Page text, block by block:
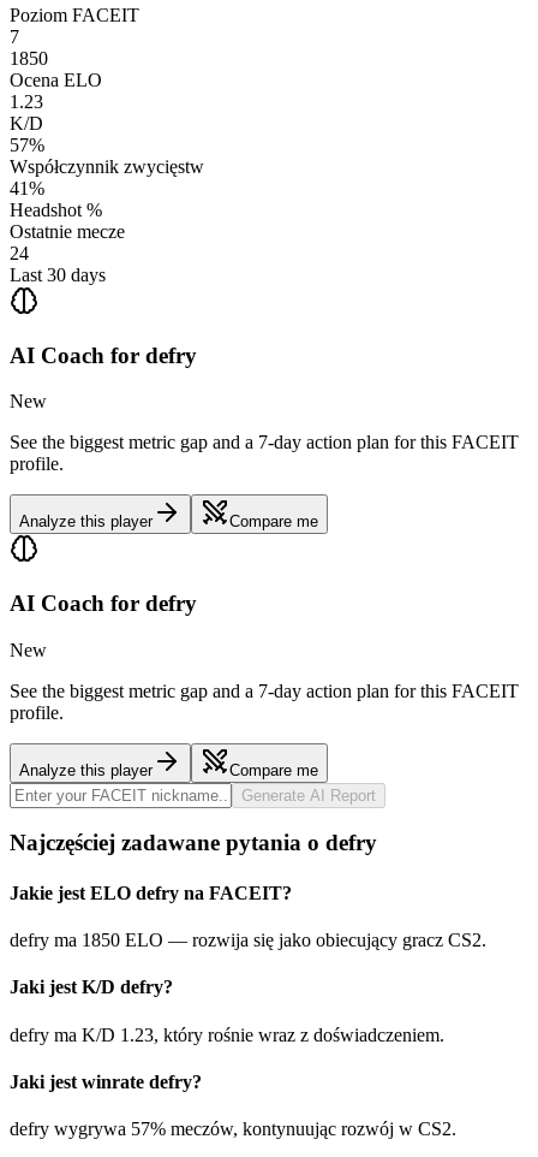
Poziom FACEIT
7
1850
Ocena ELO
1.23
K/D
57%
Współczynnik zwycięstw
41%
Headshot %
Ostatnie mecze
24
Last 30 days
AI Coach for defry
New
See the biggest metric gap and a 7-day action plan for this FACEIT
profile.
Analyze this player Compare me
AI Coach for defry
New
See the biggest metric gap and a 7-day action plan for this FACEIT
profile.
Analyze this player
Compare me
Generate AI Report
Najczęściej zadawane pytania o defry
Jakie jest ELO defry na FACEIT?
defry ma 1850 ELO — rozwija się jako obiecujący gracz CS2.
Jaki jest K/D defry?
defry ma K/D 1.23, który rośnie wraz z doświadczeniem.
Jaki jest winrate defry?
defry wygrywa 57% meczów, kontynuując rozwój w CS2.